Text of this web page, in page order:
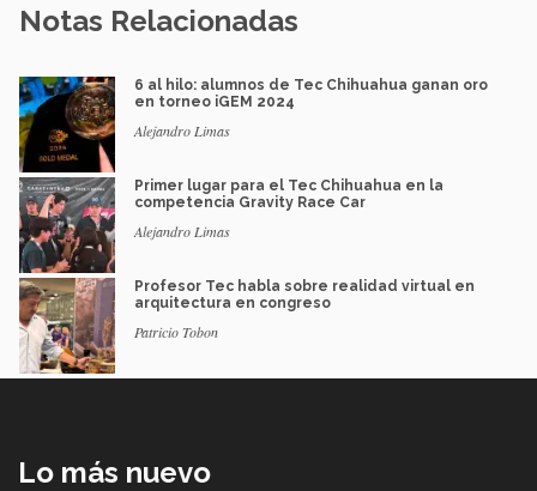
Notas Relacionadas
6 al hilo: alumnos de Tec Chihuahua ganan oro
en torneo iGEM 2024
Alejandro Limas
Primer lugar para el Tec Chihuahua en la
competencia Gravity Race Car
Alejandro Limas
Profesor Tec habla sobre realidad virtual en
arquitectura en congreso
Patricio Tobon
Lo más nuevo